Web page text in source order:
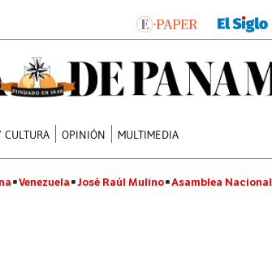
CULTURA OPINIÓN MULTIMEDIA
Venezuela José Raúl Mulino Asamblea Nacional